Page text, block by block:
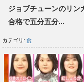
ジョブチューンのリン
合格で五分五分...
カテゴリ: 食